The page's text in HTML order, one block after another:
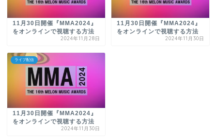
11月30日開催『MMA2024』
をオンラインで視聴する方法
2024年11月28日
11月30日開催『MMA2024』
をオンラインで視聴する方法
2024年11月30日
ライブ配信
11月30日開催『MMA2024』
をオンラインで視聴する方法
2024年11月30日